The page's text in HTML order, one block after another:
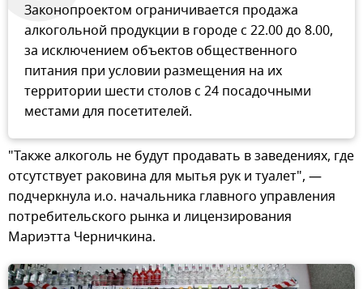
Законопроектом ограничивается продажа
алкогольной продукции в городе с 22.00 до 8.00,
за исключением объектов общественного
питания при условии размещения на их
территории шести столов с 24 посадочными
местами для посетителей.
"Также алкоголь не будут продавать в заведениях, где
отсутствует раковина для мытья рук и туалет", —
подчеркнула и.о. начальника главного управления
потребительского рынка и лицензирования
Мариэтта Черничкина.